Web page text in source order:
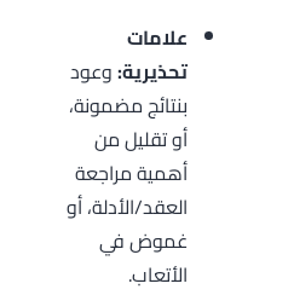
علامات
تحذيرية:وعود
بنتائج مضمونة،
أو تقليل من
أهمية مراجعة
العقد/الأدلة، أو
غموض في
الأتعاب.